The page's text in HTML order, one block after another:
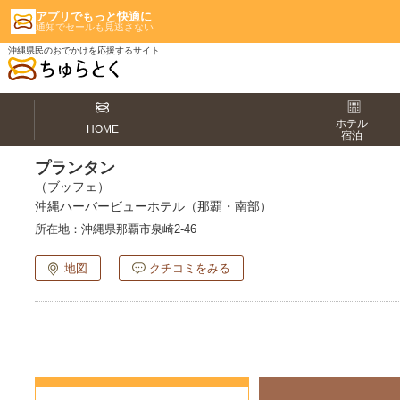
アプリでもっと快適に
通知でセールも見逃さない
沖縄県民のおでかけを応援するサイト
HOME
ホテル
宿泊
プランタン
（ブッフェ）
沖縄ハーバービューホテル（那覇・南部）
所在地： 沖縄県那覇市泉崎2-46
地図 クチコミをみる